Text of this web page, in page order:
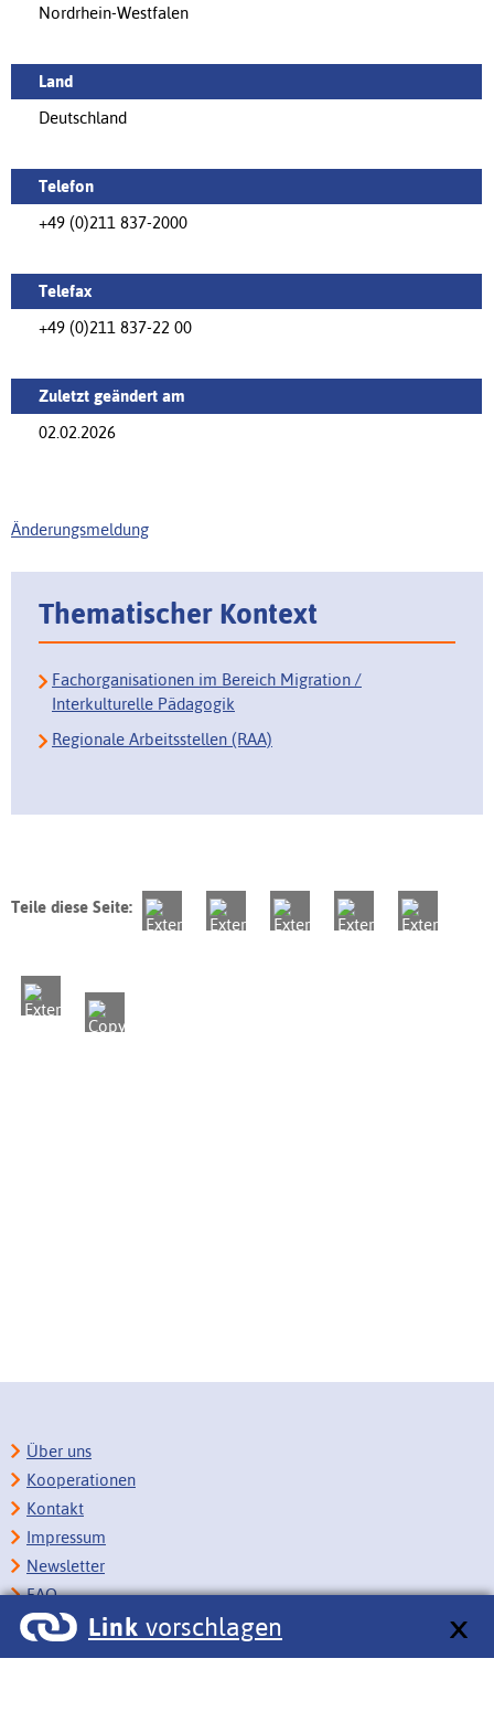
Nordrhein-Westfalen
Land
Deutschland
Telefon
+49 (0)211 837-2000
Telefax
+49 (0)211 837-22 00
Zuletzt geändert am
02.02.2026
Änderungsmeldung
Thematischer Kontext
Fachorganisationen im Bereich Migration /
Interkulturelle Pädagogik
Regionale Arbeitsstellen (RAA)
Teile diese Seite:
Link vorschlagen
Über uns
Kooperationen
Kontakt
Impressum
Newsletter
FAQ
Copyright